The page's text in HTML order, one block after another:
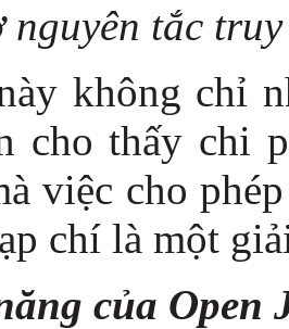
nguyên tắc
không chỉ
cho thấy chi
việc cho
chí là một
của Open